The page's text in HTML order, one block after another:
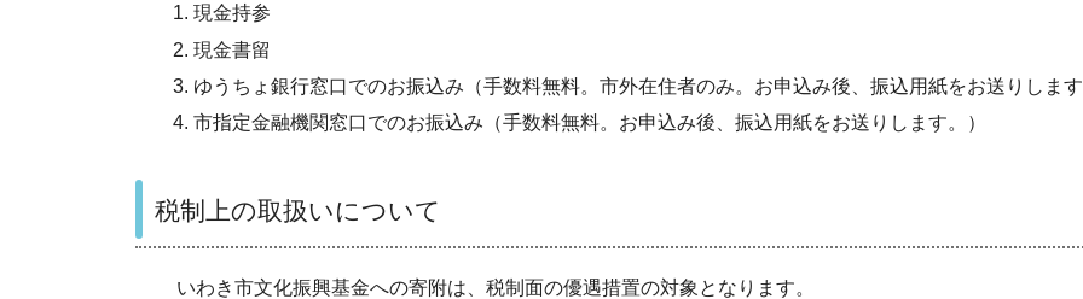
現金持参
現金書留
ゆうちょ銀行窓口でのお振込み（手数料無料。市外在住者のみ。お申込み後、振込用紙をお送りしま
市指定金融機関窓口でのお振込み（手数料無料。お申込み後、振込用紙をお送りします。）
税制上の取扱いについて
いわき市文化振興基金への寄附は、税制面の優遇措置の対象となります。